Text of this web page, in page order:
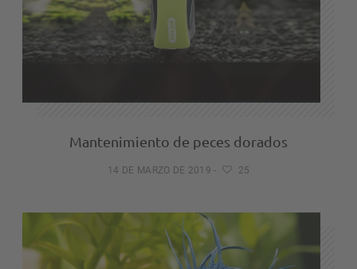
Mantenimiento de peces dorados
14 DE MARZO DE 2019 - 25